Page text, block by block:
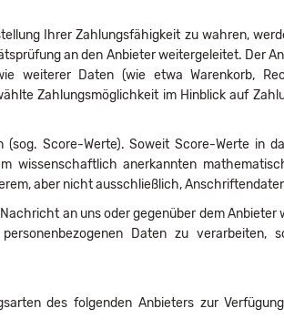
Ihrer Zahlungsfähigkeit zu wahren,
an den Anbieter weitergeleitet. Der
weiterer Daten (wie etwa Warenkorb,
Zahlungsmöglichkeit im Hinblick auf
Score-Werte). Soweit Score-Werte in
wissenschaftlich anerkannten
aber nicht ausschließlich,
an uns oder gegenüber dem Anbieter
Daten zu verarbeiten,
des folgenden Anbieters zur